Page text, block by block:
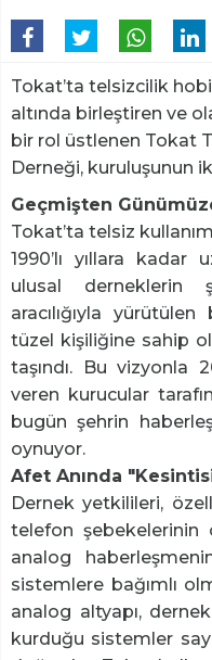
Tokat’ta telsizcilik
altında birleştiren ve
bir rol üstlenen Tokat
Derneği, kuruluşunun
Geçmişten
Tokat’ta telsiz
1990’lı yıllara kadar
ulusal derneklerin
aracılığıyla
tüzel kişiliğine sahip
taşındı. Bu vizyonla
veren kurucular
bugün şehrin
oynuyor.
Afet Anında
Dernek yetkilileri,
telefon
analog
sistemlere bağımlı
analog altyapı,
kurduğu sistemler